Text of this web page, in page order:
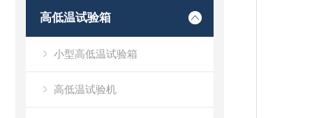
高低温试验箱
小型高低温试验箱
高低温试验机